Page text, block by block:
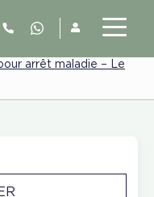
arrêt maladie – Le